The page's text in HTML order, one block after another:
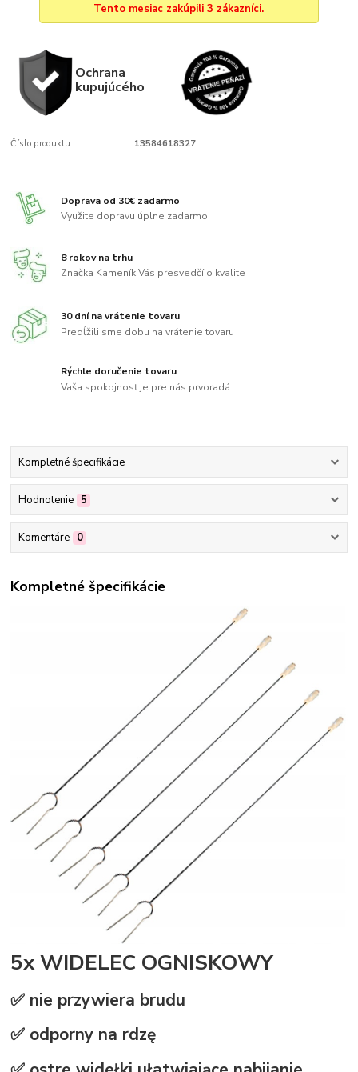
Tento mesiac zakúpili 3 zákazníci.
Ochrana
kupujúcého
Číslo produktu: 13584618327
Doprava od 30€ zadarmo
Využite dopravu úplne zadarmo
8 rokov na trhu
Značka Kameník Vás presvedčí o kvalite
30 dní na vrátenie tovaru
Predĺžili sme dobu na vrátenie tovaru
Rýchle doručenie tovaru
Vaša spokojnosť je pre nás prvoradá
Kompletné špecifikácie
Hodnotenie 5
Komentáre 0
Kompletné špecifikácie
5x WIDELEC OGNISKOWY
✅ nie przywiera brudu
✅ odporny na rdzę